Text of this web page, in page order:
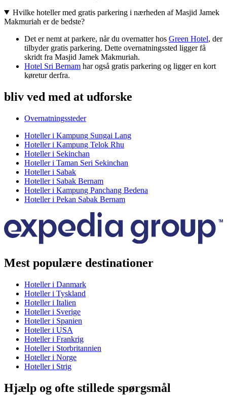
Hvilke hoteller med gratis parkering i nærheden af Masjid Jamek
Makmuriah er de bedste?
Det er nemt at parkere, når du overnatter hos Green Hotel, der
tilbyder gratis parkering. Dette overnatningssted ligger få
skridt fra Masjid Jamek Makmuriah.
Hotel Sri Bernam har også gratis parkering og ligger en kort
køretur derfra.
bliv ved med at udforske
Overnatningssteder
Hoteller i Kampung Sungai Lang
Hoteller i Kampung Telok Rhu
Hoteller i Sekinchan
Hoteller i Taman Seri Sekinchan
Hoteller i Sabak
Hoteller i Sabak Bernam
Hoteller i Kampung Panchang Bedena
Hoteller i Pekan Sabak Bernam
Mest populære destinationer
Hoteller i Danmark
Hoteller i Tyskland
Hoteller i Italien
Hoteller i Sverige
Hoteller i Spanien
Hoteller i USA
Hoteller i Frankrig
Hoteller i Storbritannien
Hoteller i Norge
Hoteller i Strig
Hjælp og ofte stillede spørgsmål